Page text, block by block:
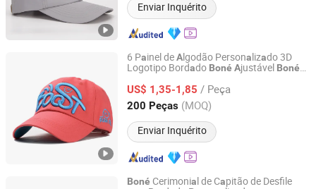
Enviar Inquérito
6 Painel deAlgodão Persona lizado 3D
Logotipo Bordado Boné Ajustável Boné
US$ 1,35-1,85 / Peça
200 Peças (MOQ)
Enviar Inquérito
Sungnan Import & Export Co., Ltd.
Zhejiang, China Desde 2011
Boné Cerimonial de Capitão de Desfile